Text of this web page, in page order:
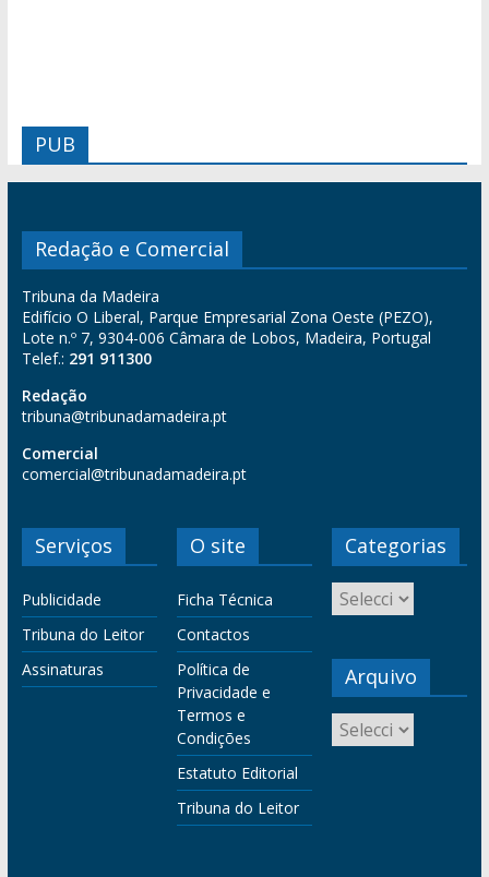
PUB
Redação e Comercial
Tribuna da Madeira
Edifício O Liberal, Parque Empresarial Zona Oeste (PEZO),
Lote n.º 7, 9304-006 Câmara de Lobos, Madeira, Portugal
Telef.: 291 911300
Redação
tribuna@tribunadamadeira.pt
Comercial
comercial@tribunadamadeira.pt
Serviços
Publicidade
Tribuna do Leitor
Assinaturas
O site
Ficha Técnica
Contactos
Política de
Privacidade e
Termos e
Condições
Estatuto Editorial
Tribuna do Leitor
Categorias
Arquivo